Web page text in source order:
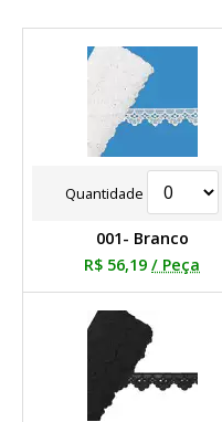
Quantidade
001- Branco
R$ 56,19 / Peça